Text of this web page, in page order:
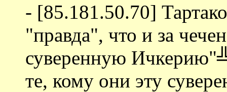
- [85.181.50.70]
"правда", что и за
суверенную
те, кому они эту